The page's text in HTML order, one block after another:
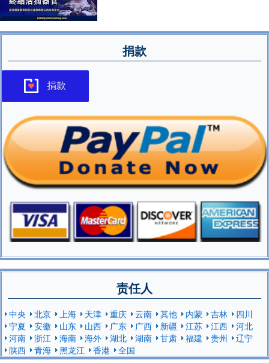
捐款
捐款
责任人
中央 北京 上海 天津 重庆 云南 其他 内蒙 吉林
四川
宁夏
安徽 山东 山西 广东 广西 新疆 江苏 江西
河北
河南
浙江 海南 海外 湖北 湖南 甘肃 福建 贵州
辽宁
陕西
青海 黑龙江 香港 全国